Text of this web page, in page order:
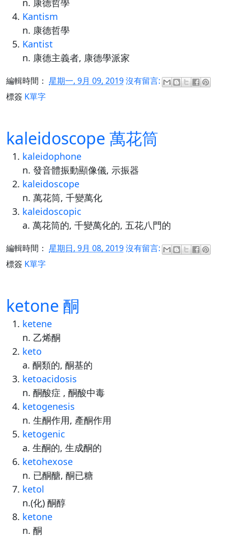
Kantism
n. 康德哲學
Kantist
n. 康德主義者, 康德學派家
編輯時間： 星期一, 9月 09, 2019沒有留言:
標簽 K單字
kaleidoscope 萬花筒
kaleidophone
n. 發音體振動顯像儀, 示振器
kaleidoscope
n. 萬花筒, 千變萬化
kaleidoscopic
a. 萬花筒的, 千變萬化的, 五花八門的
編輯時間： 星期日, 9月 08, 2019沒有留言:
標簽 K單字
ketone 酮
ketene
n. 乙烯酮
keto
a. 酮類的, 酮基的
ketoacidosis
n. 酮酸症 , 酮酸中毒
ketogenesis
n. 生酮作用, 產酮作用
ketogenic
a. 生酮的, 生成酮的
ketohexose
n. 已酮醣, 酮已糖
ketol
n.(化) 酮醇
ketone
n. 酮